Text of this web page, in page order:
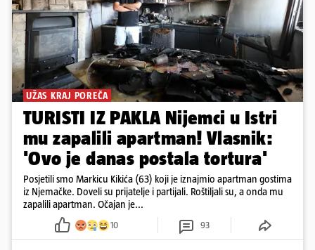
UŽAS KRAJ POREČA
TURISTI IZ PAKLA Nijemci u Istri
mu zapalili apartman! Vlasnik:
'Ovo je danas postala tortura'
Posjetili smo Markicu Kikića (63) koji je iznajmio apartman gostima
iz Njemačke. Doveli su prijatelje i partijali. Roštiljali su, a onda mu
zapalili apartman. Očajan je...
10 93